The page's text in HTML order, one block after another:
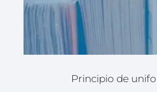
Principio de